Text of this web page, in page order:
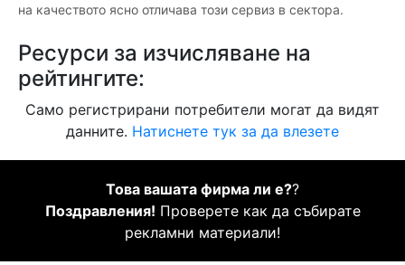
на качеството ясно отличава този сервиз в сектора.
Ресурси за изчисляване на
рейтингите:
Само регистрирани потребители могат да видят
данните. Натиснете тук за да влезете
Това вашата фирма ли е??
Поздравления! Проверете как да събирате
рекламни материали!